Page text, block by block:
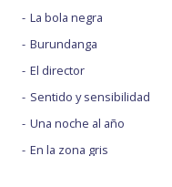
La bola negra
Burundanga
El director
Sentido y sensibilidad
Una noche al año
En la zona gris